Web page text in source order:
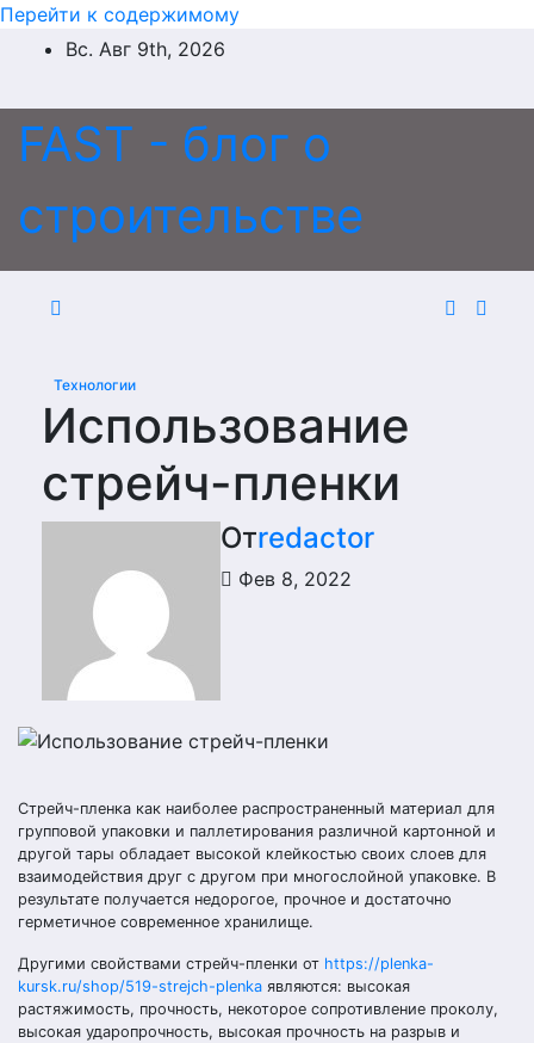
Перейти к содержимому
Вс. Авг 9th, 2026
FAST - блог о
строительстве
Технологии
Использование
стрейч-пленки
Отredactor
Фев 8, 2022
Стрейч-пленка как наиболее распространенный материал для
групповой упаковки и паллетирования различной картонной и
другой тары обладает высокой клейкостью своих слоев для
взаимодействия друг с другом при многослойной упаковке. В
результате получается недорогое, прочное и достаточно
герметичное современное хранилище.
Другими свойствами стрейч-пленки от https://plenka-
kursk.ru/shop/519-strejch-plenka являются: высокая
растяжимость, прочность, некоторое сопротивление проколу,
высокая ударопрочность, высокая прочность на разрыв и